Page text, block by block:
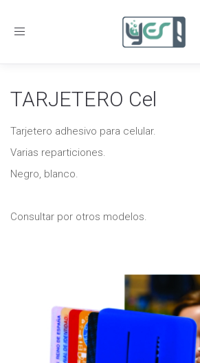
Toggle
TARJETERO Cel
Tarjetero adhesivo para celular.
Varias reparticiones.
Negro, blanco.
Consultar por otros modelos.